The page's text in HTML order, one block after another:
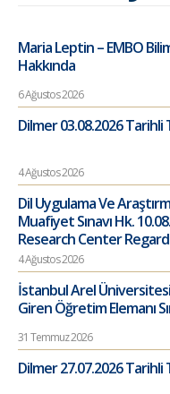
Maria Leptin – EMBO
Hakkında
6 Ağustos 2026
Dilmer 03.08.2026 Tarihli
4 Ağustos 2026
Dil Uygulama Ve
Muafiyet Sınavı Hk.
Research Center
4 Ağustos 2026
İstanbul Arel Üniversitesi
Giren Öğretim Elemanı
31 Temmuz 2026
Dilmer 27.07.2026 Tarihli